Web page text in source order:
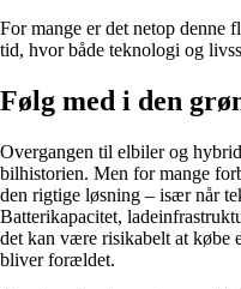
For mange er det netop denne
tid, hvor både teknologi og
Følg med i den
Overgangen til elbiler og
bilhistorien. Men for mange
den rigtige løsning – især når
Batterikapacitet,
det kan være risikabelt at købe
bliver forældet.